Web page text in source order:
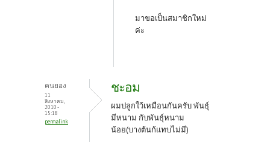
มาขอเป็นสมาชิกใหม่
ค่ะ
คนยอง
11
สิงหาคม,
2010 -
15:18
permalink
ชะอม
ผมปลูกใว้เหมือนกันครับ พันธุ์
มีหนาม กับพันธุ์หนาม
น้อย(บางต้นก้แทบไม่มี)